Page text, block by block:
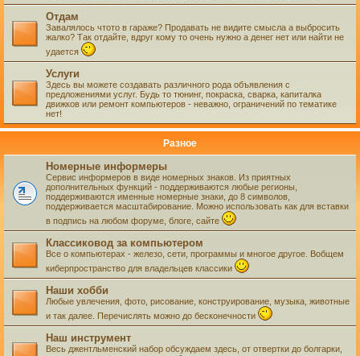
Отдам
Завалялось чтото в гараже? Продавать не видите смысла а выбросить
жалко? Так отдайте, вдруг кому то очень нужно а денег нет или найти не
удается
Услуги
Здесь вы можете создавать различного рода объявления с
предложениями услуг. Будь то тюнинг, покраска, сварка, капиталка
движков или ремонт компьютеров - неважно, ограничений по тематике
нет!
Разное
Номерные информеры
Сервис информеров в виде номерных знаков. Из приятных
дополнительных функций - поддерживаются любые регионы,
поддерживаются именные номерные знаки, до 8 символов,
поддерживается масштабирование. Можно использовать как для вставки
в подпись на любом форуме, блоге, сайте
Классиковод за компьютером
Все о компьютерах - железо, сети, программы и многое другое. Вобщем
киберпространство для владельцев классики
Наши хобби
Любые увлечения, фото, рисование, конструирование, музыка, животные
и так далее. Перечислять можно до бесконечности
Наш инструмент
Весь джентльменский набор обсуждаем здесь, от отвертки до болгарки,